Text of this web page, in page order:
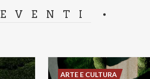
EVENTI
ARTE E CULTURA